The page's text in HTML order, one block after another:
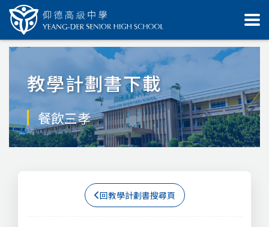
教學計劃書下載
餐飲三孝
回教學計劃書搜尋頁